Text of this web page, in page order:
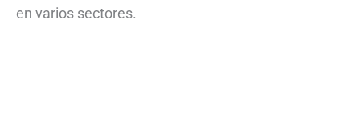
en varios sectores.